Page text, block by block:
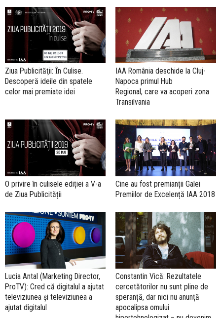
Ziua Publicităţii: Ȋn Culise.
Descoperă ideile din spatele
celor mai premiate idei
IAA România deschide la Cluj-
Napoca primul Hub
Regional, care va acoperi zona
Transilvania
O privire în culisele ediției a V-a
de Ziua Publicității
Cine au fost premianții Galei
Premiilor de Excelență IAA 2018
Lucia Antal (Marketing Director,
ProTV): Cred că digitalul a ajutat
televiziunea și televiziunea a
ajutat digitalul
Constantin Vică: Rezultatele
cercetătorilor nu sunt pline de
speranță, dar nici nu anunță
apocalipsa omului